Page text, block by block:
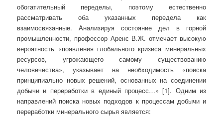
обогатительный переделы, поэтому естественно
рассматривать оба указанных передела как
взаимосвязанные. Анализируя состояние дел в горной
промышленности, профессор Аренс В.Ж. отмечает высокую
вероятность «появления глобального кризиса минеральных
ресурсов, угрожающего самому существованию
человечества», указывает на необходимость «поиска
принципиально новых решений, основанных на соединении
добычи и переработки в единый процесс…» [1]. Одним из
направлений поиска новых подходов к процессам добычи и
переработки минерального сырья является: